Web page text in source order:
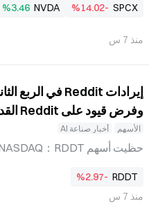
SPCX
%14.02-
NVDA
%3.46
منذ 7 س
وفرض قيود على Reddit القديم
الأسهم أخبار صناعة AI
RDDT
%2.97-
منذ 7 س